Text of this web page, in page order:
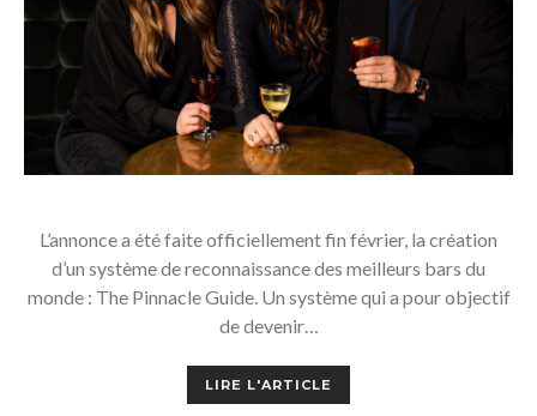
L’annonce a été faite officiellement fin février, la création
d’un système de reconnaissance des meilleurs bars du
monde : The Pinnacle Guide. Un système qui a pour objectif
de devenir…
LIRE L'ARTICLE